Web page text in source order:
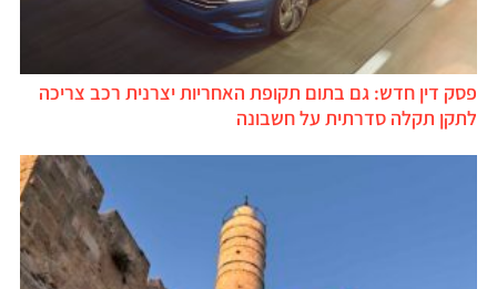
פסק דין חדש: גם בתום תקופת האחריות יצרנית רכב צריכה
לתקן תקלה סדרתית על חשבונה